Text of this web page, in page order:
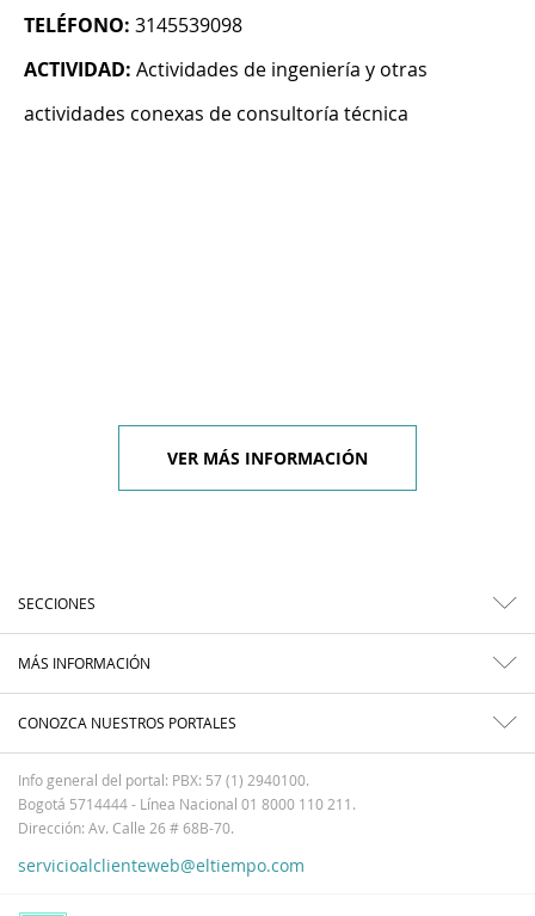
TELÉFONO: 3145539098
ACTIVIDAD: Actividades de ingeniería y otras
actividades conexas de consultoría técnica
VER MÁS INFORMACIÓN
SECCIONES
MÁS INFORMACIÓN
CONOZCA NUESTROS PORTALES
Info general del portal: PBX: 57 (1) 2940100.
Bogotá 5714444 - Línea Nacional 01 8000 110 211.
Dirección: Av. Calle 26 # 68B-70.
servicioalclienteweb@eltiempo.com